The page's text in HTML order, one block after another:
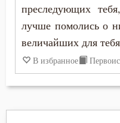
Ближний
Блуд
Бог
Богатство
Богопознание
Иосиф Оптинский
Исидор Пелусиот
Макарий Великий
преследующих
лучше помолись о
величайших для
В избранное